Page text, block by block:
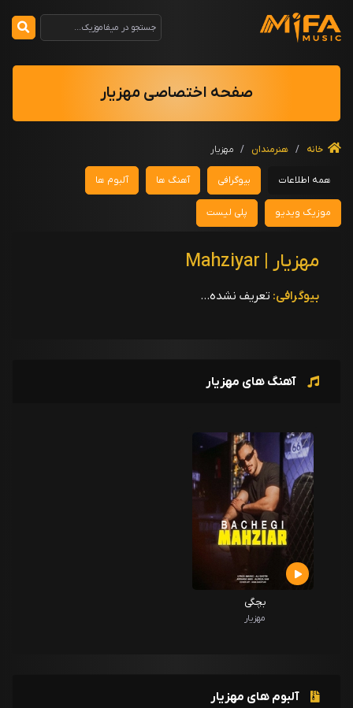
صفحه اختصاصی مهزیار
خانه / هنرمندان / مهزیار
همه اطلاعات بیوگرافی آهنگ ها آلبوم ها
موزیک ویدیو پلی لیست
مهزیار | Mahziyar
بیوگرافی: تعریف نشده...
آهنگ های مهزیار
بچگی
مهزیار
آلبوم های مهزیار